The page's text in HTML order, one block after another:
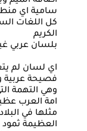
سامية اي
كل اللغات
الكريم
بلسان عربي
اي لسان لم
فصيحة عربية
وهي التهمة
امة العرب
مثلها في
العظيمة ثمود